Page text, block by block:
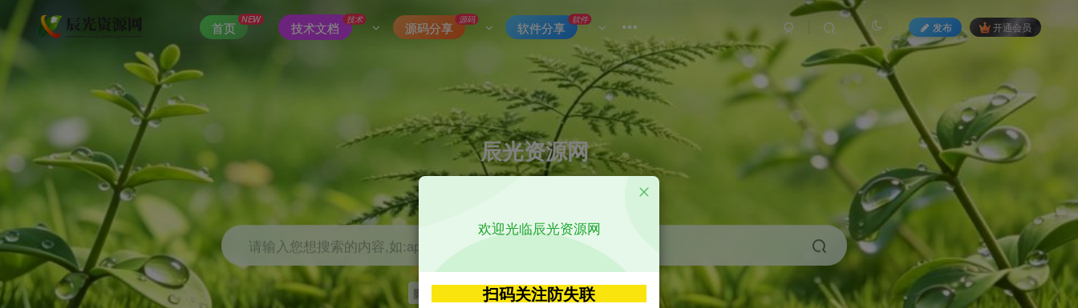
首页
NEW
技术文档
技术
源码分享
源码
软件分享
软件
发布 开通会员
辰光资源网
优质的网络资源分享平台
请输入您想搜索的内容,如:app源码
影视 神马 getapp 原神
欢迎光临辰光资源网
扫码关注防失联